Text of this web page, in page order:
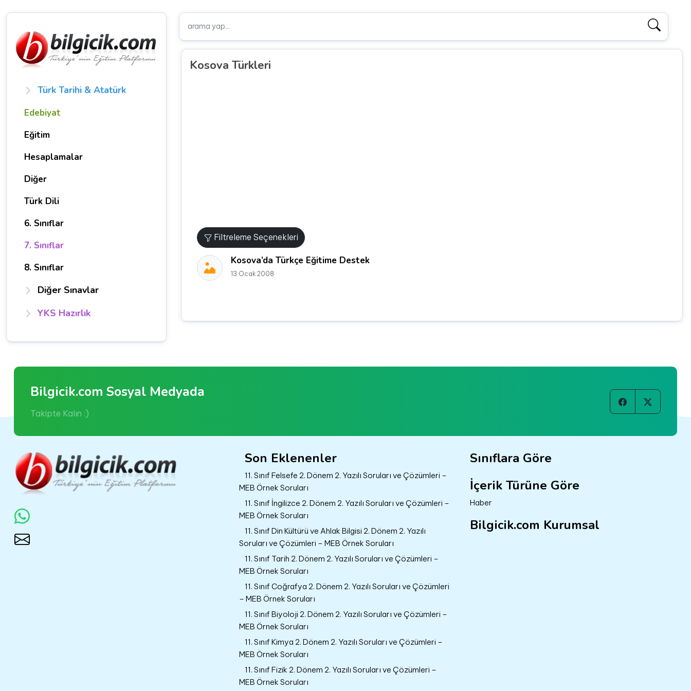
Türk Tarihi & Atatürk
Edebiyat
Eğitim
Hesaplamalar
Diğer
Türk Dili
6. Sınıflar
7. Sınıflar
8. Sınıflar
Diğer Sınavlar
YKS Hazırlık
Kosova Türkleri
Filtreleme Seçenekleri
Kosova’da Türkçe Eğitime Destek
13 Ocak 2008
Bilgicik.com Sosyal Medyada
Takipte Kalın :)
Son Eklenenler
11. Sınıf Felsefe 2. Dönem 2. Yazılı Soruları ve Çözümleri –
MEB Örnek Soruları
11. Sınıf İngilizce 2. Dönem 2. Yazılı Soruları ve Çözümleri –
MEB Örnek Soruları
11. Sınıf Din Kültürü ve Ahlak Bilgisi 2. Dönem 2. Yazılı
Soruları ve Çözümleri – MEB Örnek Soruları
11. Sınıf Tarih 2. Dönem 2. Yazılı Soruları ve Çözümleri –
MEB Örnek Soruları
11. Sınıf Coğrafya 2. Dönem 2. Yazılı Soruları ve Çözümleri
– MEB Örnek Soruları
11. Sınıf Biyoloji 2. Dönem 2. Yazılı Soruları ve Çözümleri –
MEB Örnek Soruları
11. Sınıf Kimya 2. Dönem 2. Yazılı Soruları ve Çözümleri –
MEB Örnek Soruları
11. Sınıf Fizik 2. Dönem 2. Yazılı Soruları ve Çözümleri –
MEB Örnek Soruları
Sınıflara Göre
İçerik Türüne Göre
Haber
Bilgicik.com Kurumsal